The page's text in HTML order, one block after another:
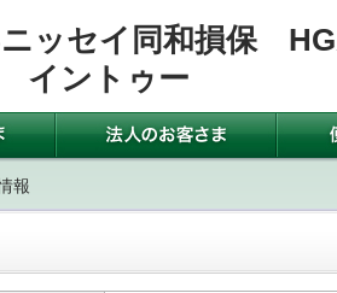
ニッセイ同和損保
トゥー
報